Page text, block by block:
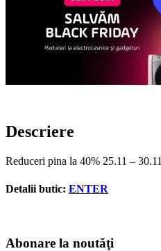
Descriere
Reduceri pina la 40% 25.11 – 30.11
Detalii butic: ENTER
Abonare la noutăţi